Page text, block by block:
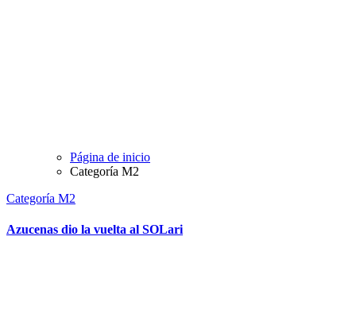
Página de inicio
Categoría M2
Categoría M2
Azucenas dio la vuelta al SOLari